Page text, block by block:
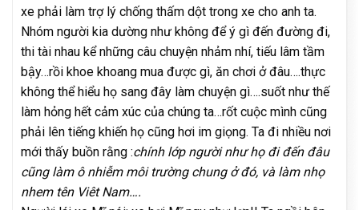
xe phải làm trợ lý chống thấm dột trong xe cho anh ta.
Nhóm người kia dường như không để ý gì đến đường đi,
thi tài nhau kể những câu chuyện nhảm nhí, tiếu lâm tầm
bậy…rồi khoe khoang mua được gì, ăn chơi ở đâu….thực
không thể hiểu họ sang đây làm chuyện gì….suốt như thế
làm hỏng hết cảm xúc của chúng ta…rốt cuộc mình cũng
phải lên tiếng khiến họ cũng hơi im giọng. Ta đi nhiều nơi
mới thấy buồn rằng :chính lớp người như họ đi đến đâu
cũng làm ô nhiễm môi trường chung ở đó, và làm nhọ
nhem tên Viêt Nam….